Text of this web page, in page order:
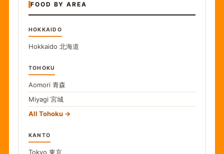
FOOD BY AREA
HOKKAIDO
Hokkaido 北海道
TOHOKU
Aomori 青森
Miyagi 宮城
All Tohoku
KANTO
Tokyo 東京